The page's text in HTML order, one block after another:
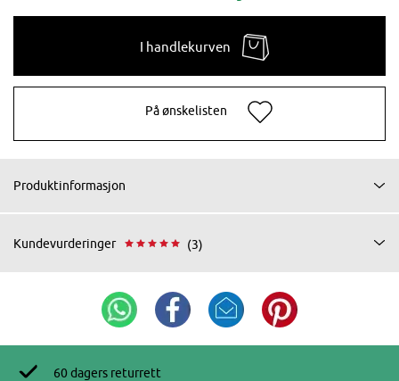
I handlekurven
På ønskelisten
Produktinformasjon
Kundevurderinger (3)
60 dagers returrett